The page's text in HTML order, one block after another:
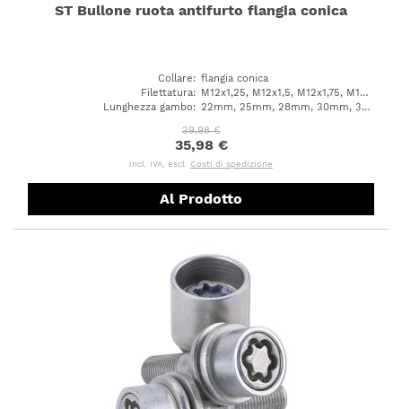
ST Bullone ruota antifurto flangia conica
Collare: flangia conica
Filettatura:
M12x1,25, M12x1,5, M12x1,75, M14x1,25, M14x1,5
Lunghezza gambo:
22mm, 25mm, 28mm, 30mm, 33mm, 35mm, 40mm, 45mm, 50mm, 60mm, 23mm, 31mm, 38mm, 43mm, 48mm, 56mm, 55mm, 47mm
39,98 €
35,98 €
incl. IVA, escl. Costi di spedizione
Al Prodotto